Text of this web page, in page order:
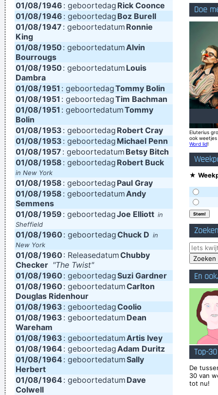
between are doors
~ Jim Morrison
When you're good, you get critisized...
~ Rob Pilatus
I declare that the Beatles are mutants Prototypes of
evolutionary agents sent by God, endowed with a mysterious
power to create a new human species, a young race of
laughing freemen~ Timothy Leary
I think pop music has done more for oral intercourse than
Zappa
(Annoyed) Nothing!~ Mc Turbo BWhen asked what
happened in that bar he went to, where gay men had
squeezed his butt...
I personally donated $2,500 to the Red Cross yesterday
Normally I don´ t like to tell how much I donated and to
whom, but I felt sometimes it´ s good to share info in the
hopes that others will feel inspired to donate whatever they
~ Moby
To those who understand, I extend my hand. To the doubtful
I demand, Take me as I am
~ Dream Theater
I just do what I do. I like to make music
~ Neil Young
01/08/1946 : geboortedag Rick Coonce
01/08/1946 : geboortedag Boz Burell
01/08/1947 : geboortedatum Ronnie
King
01/08/1950: geboortedatumAlvin
Bourrougs
01/08/1950: geboortedatum Louis
Dambra
01/08/1951 : geboortedagTommy Bolin
01/08/1951 : geboortedagTim Bachman
01/08/1951 : geboortedatumTommy
Bolin
01/08/1953 : geboortedag Robert Cray
01/08/1953 : geboortedag Michael Penn
01/08/1957 : geboortedatum Betsy Bitch
01/08/1958 : geboortedag Robert Buck
in New York
01/08/1958 : geboortedag Paul Gray
01/08/1958 : geboortedatumAndy
Semmens
01/08/1959 : geboortedagJoe Elliott in
Sheffield
01/08/1960: geboortedagChuck D in
New York
01/08/1960: ReleasedatumChubby
Checker "The Twist"
01/08/1960: geboortedagSuzi Gardner
01/08/1960: geboortedatumCarlton
Douglas Ridenhour
01/08/1963 : geboortedagCoolio
01/08/1963 : geboortedatum Dean
Wareham
01/08/1963 : geboortedatumArtis Ivey
01/08/1964: geboortedagAdam Duritz
01/08/1964 : geboortedatumSally
Herbert
01/08/1964: geboortedatum Dave
Colwell
Doe
Eluterius
ook
Word lid!
★
Zoeken
En
Top-30
De
30 van
tot nu!